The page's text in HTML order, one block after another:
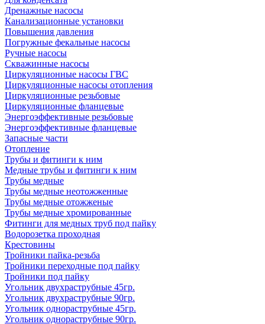
Дренажные насосы
Канализационные установки
Повышения давления
Погружные фекальные насосы
Ручные насосы
Скважинные насосы
Циркуляционные насосы ГВС
Циркуляционные насосы отопления
Циркуляционные резьбовые
Циркуляционные фланцевые
Энергоэффективные резьбовые
Энергоэффективные фланцевые
Запасные части
Отопление
Трубы и фитинги к ним
Медные трубы и фитинги к ним
Трубы медные
Трубы медные неотожженные
Трубы медные отожженые
Трубы медные хромированные
Фитинги для медных труб под пайку
Водорозетка проходная
Крестовины
Тройники пайка-резьба
Тройники переходные под пайку
Тройники под пайку
Угольник двухраструбные 45гр.
Угольник двухраструбные 90гр.
Угольник однораструбные 45гр.
Угольник однораструбные 90гр.